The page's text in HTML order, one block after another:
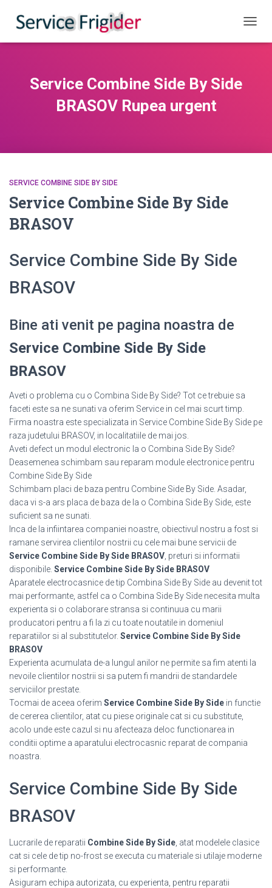
Service Combine Side By Side
BRASOV Rupea urgent
SERVICE COMBINE SIDE BY SIDE
Service Combine Side By Side
BRASOV
Service Combine Side By Side
BRASOV
Bine ati venit pe pagina noastra de
Service Combine Side By Side
BRASOV
Aveti o problema cu o Combina Side By Side? Tot ce trebuie sa
faceti este sa ne sunati va oferim Service in cel mai scurt timp.
Firma noastra este specializata in Service Combine Side By Side pe
raza judetului BRASOV, in localitatiile de mai jos.
Aveti defect un modul electronic la o Combina Side By Side?
Deasemenea schimbam sau reparam module electronice pentru
Combine Side By Side
Schimbam placi de baza pentru Combine Side By Side. Asadar,
daca vi s-a ars placa de baza de la o Combina Side By Side, este
suficient sa ne sunati.
Inca de la infiintarea companiei noastre, obiectivul nostru a fost si
ramane servirea clientilor nostrii cu cele mai bune servicii de
Service Combine Side By Side BRASOV , preturi si informatii
disponibile. Service Combine Side By Side BRASOV
Aparatele electrocasnice de tip Combina Side By Side au devenit tot
mai performante, astfel ca o Combina Side By Side necesita multa
experienta si o colaborare stransa si continuua cu marii
producatori pentru a fi la zi cu toate noutatile in domeniul
reparatiilor si al substitutelor. Service Combine Side By Side
BRASOV
Experienta acumulata de-a lungul anilor ne permite sa fim atenti la
nevoile clientilor nostrii si sa putem fi mandrii de standardele
serviciilor prestate.
Tocmai de aceea oferim Service Combine Side By Side in functie
de cererea clientilor, atat cu piese originale cat si cu substitute,
acolo unde este cazul si nu afecteaza deloc functionarea in
conditii optime a aparatului electrocasnic reparat de compania
noastra.
Service Combine Side By Side
BRASOV
Lucrarile de reparatii Combine Side By Side , atat modelele clasice
cat si cele de tip no-frost se executa cu materiale si utilaje moderne
si performante.
Asiguram echipa autorizata, cu experienta, pentru reparatii